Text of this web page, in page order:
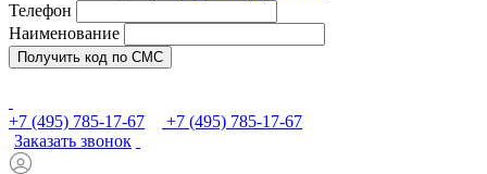
Телефон
Наименование
Получить код по СМС
+7 (495) 785-17-67
+7 (495) 785-17-67
Заказать звонок